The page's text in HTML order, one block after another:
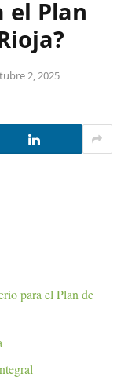
el Plan
2, 2025
para el Plan de